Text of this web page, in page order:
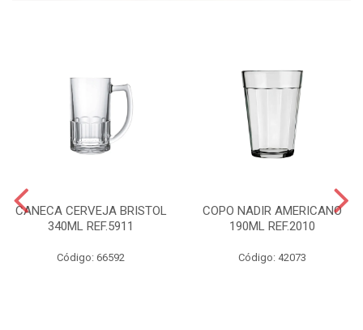
CANECA CERVEJA BRISTOL
340ML REF.5911
Código: 66592
COPO NADIR AMERICANO
190ML REF.2010
Código: 42073